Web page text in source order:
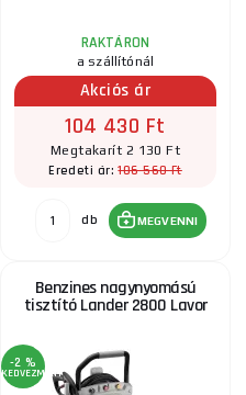
RAKTÁRON
a szállítónál
Akciós ár
104 430 Ft
Megtakarít 2 130 Ft
Eredeti ár:106 560 Ft
db MEGVENNI
Benzines nagynyomású
tisztító Lander 2800 Lavor
-2 %
KEDVEZMÉNY